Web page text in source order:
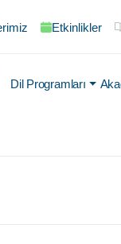
Etkinlikler
Dil Programları